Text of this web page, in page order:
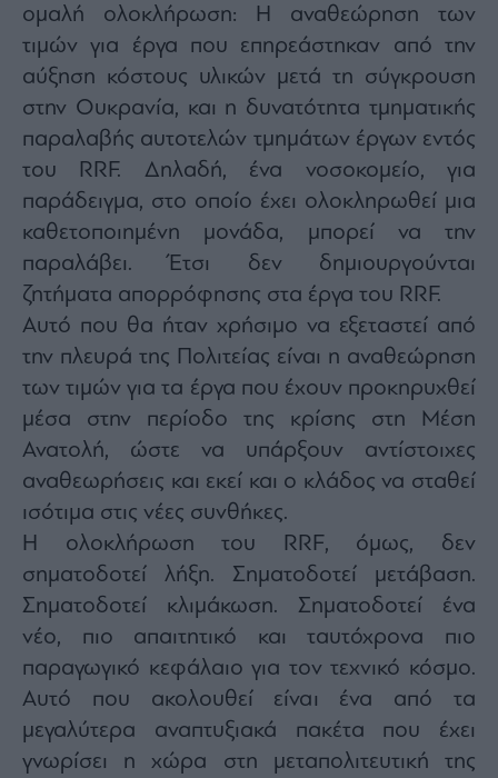
ομαλή ολοκλήρωση: Η αναθεώρηση των
τιμών για έργα που επηρεάστηκαν από την
αύξηση κόστους υλικών μετά τη σύγκρουση
στην Ουκρανία, και η δυνατότητα τμηματικής
παραλαβής αυτοτελών τμημάτων έργων εντός
του RRF. Δηλαδή, ένα νοσοκομείο, για
παράδειγμα, στο οποίο έχει ολοκληρωθεί μια
καθετοποιημένη μονάδα, μπορεί να την
παραλάβει. Έτσι δεν δημιουργούνται
ζητήματα απορρόφησης στα έργα του RRF.
Αυτό που θα ήταν χρήσιμο να εξεταστεί από
την πλευρά της Πολιτείας είναι η αναθεώρηση
των τιμών για τα έργα που έχουν προκηρυχθεί
μέσα στην περίοδο της κρίσης στη Μέση
Ανατολή, ώστε να υπάρξουν αντίστοιχες
αναθεωρήσεις και εκεί και ο κλάδος να σταθεί
ισότιμα στις νέες συνθήκες.
Η ολοκλήρωση του RRF, όμως, δεν
σηματοδοτεί λήξη. Σηματοδοτεί μετάβαση.
Σηματοδοτεί κλιμάκωση. Σηματοδοτεί ένα
νέο, πιο απαιτητικό και ταυτόχρονα πιο
παραγωγικό κεφάλαιο για τον τεχνικό κόσμο.
Αυτό που ακολουθεί είναι ένα από τα
μεγαλύτερα αναπτυξιακά πακέτα που έχει
γνωρίσει η χώρα στη μεταπολιτευτική της